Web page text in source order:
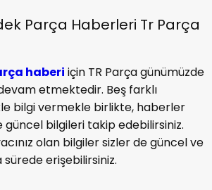
Parça Haberleri Tr Parça
haberi için TR Parça günümüzde
etmektedir. Beş farklı
bilgi vermekle birlikte, haberler
bilgileri takip edebilirsiniz.
olan bilgiler sizler de güncel ve
sürede erişebilirsiniz.